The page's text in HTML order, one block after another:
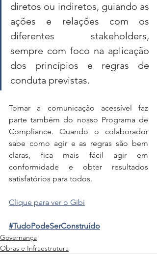
diretos ou indiretos, guiando as
ações e relações com os
diferentes stakeholders,
sempre com foco na aplicação
dos princípios e regras de
conduta previstas.
Tornar a comunicação acessível faz
parte também do nosso Programa de
Compliance. Quando o colaborador
sabe como agir e as regras são bem
claras, fica mais fácil agir em
conformidade e obter resultados
satisfatórios para todos.
Clique para ver o Gibi
#TudoPodeSerConstruído
Governança
Obras e Infraestrutura